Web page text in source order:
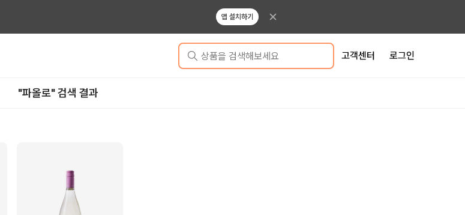
앱 설치하기
상품을 검색해보세요 고객센터 로그인
"파올로" 검색 결과